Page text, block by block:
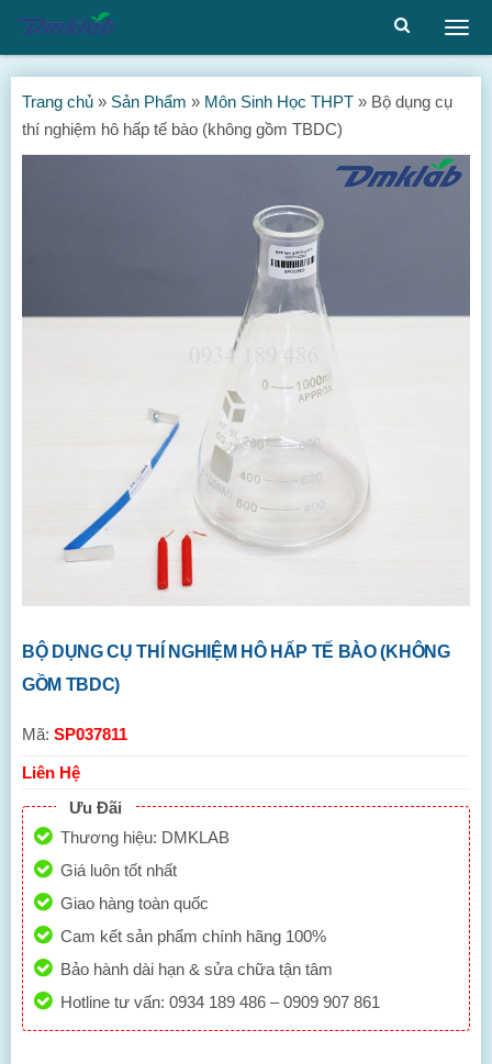
Trang chủ » Sản Phẩm » Môn Sinh Học THPT » Bộ dụng cụ
thí nghiệm hô hấp tế bào (không gồm TBDC)
BỘ DỤNG CỤ THÍ NGHIỆM HÔ HẤP TẾ BÀO (KHÔNG
GỒM TBDC)
Mã: SP037811
Liên Hệ
Ưu Đãi
Thương hiệu: DMKLAB
Giá luôn tốt nhất
Giao hàng toàn quốc
Cam kết sản phẩm chính hãng 100%
Bảo hành dài hạn & sửa chữa tận tâm
Hotline tư vấn: 0934 189 486 – 0909 907 861